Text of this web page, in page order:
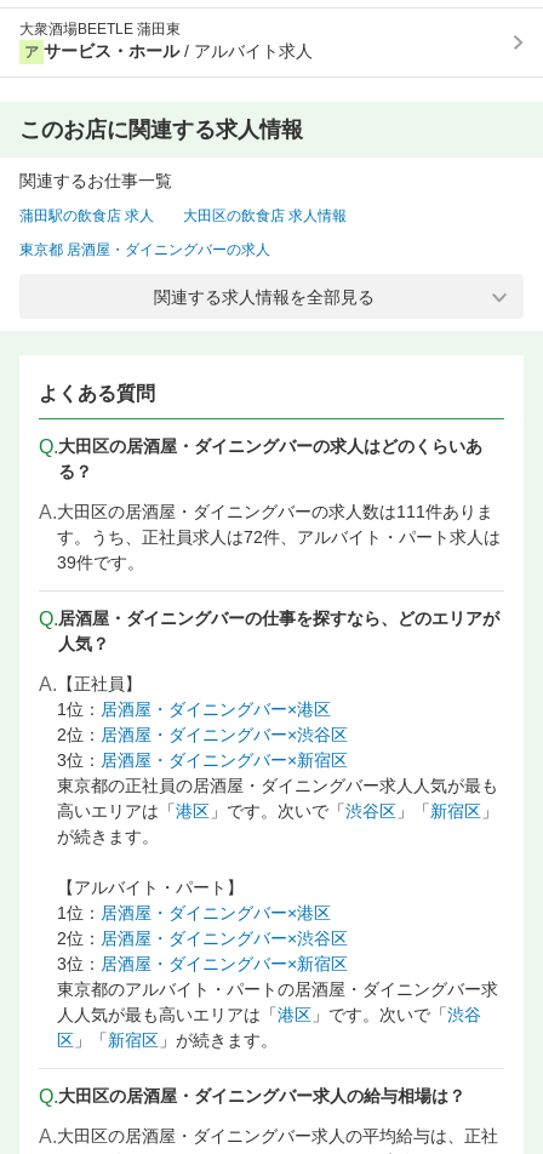
大衆酒場BEETLE 蒲田東
ア サービス・ホール/ アルバイト求人
このお店に関連する求人情報
関連するお仕事一覧
蒲田駅の飲食店 求人
大田区の飲食店 求人情報
東京都 居酒屋・ダイニングバーの求人
蒲田駅 居酒屋・ダイニングバーの求人
蒲田駅 料理長候補（シェフ・板長など）の飲食店 求人
蒲田駅 調理・キッチンスタッフ・板前の飲食店 求人情報
蒲田駅 サービス・ホールの飲食店 求人情報
蒲田駅 本部スタッフ・SVの飲食店 求人
関連する求人情報を全部見る
よくある質問
Q.大田区の居酒屋・ダイニングバーの求人はどのくらいあ
る？
A.大田区の居酒屋・ダイニングバーの求人数は111件ありま
す。うち、正社員求人は72件、アルバイト・パート求人は
39件です。
Q.居酒屋・ダイニングバーの仕事を探すなら、どのエリアが
人気？
A. 【正社員】
1位： 居酒屋・ダイニングバー×港区
2位： 居酒屋・ダイニングバー×渋谷区
3位： 居酒屋・ダイニングバー×新宿区
東京都の正社員の居酒屋・ダイニングバー求人人気が最も
高いエリアは「港区 」です。次いで「渋谷区 」「新宿区 」
が続きます。
【アルバイト・パート】
1位： 居酒屋・ダイニングバー×港区
2位： 居酒屋・ダイニングバー×渋谷区
3位： 居酒屋・ダイニングバー×新宿区
東京都のアルバイト・パートの居酒屋・ダイニングバー求
人人気が最も高いエリアは「港区 」です。次いで「渋谷
区 」「新宿区 」が続きます。
Q.大田区の居酒屋・ダイニングバー求人の給与相場は？
A.大田区の居酒屋・ダイニングバー求人の平均給与は、正社